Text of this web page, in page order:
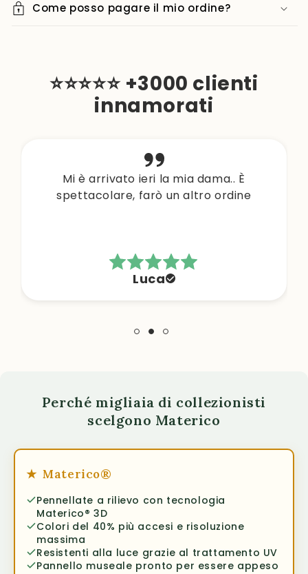
Come posso pagare il mio ordine?
⭐⭐⭐⭐⭐ +3000 clienti
innamorati
Mi è arrivato ieri la mia dama.. È
spettacolare, farò un altro ordine
Luca
Perché migliaia di collezionisti
scelgono Materico
★ Materico®
Pennellate a rilievo con tecnologia
Materico® 3D
Colori del 40% più accesi e risoluzione
massima
Resistenti alla luce grazie al trattamento UV
Pannello museale pronto per essere appeso